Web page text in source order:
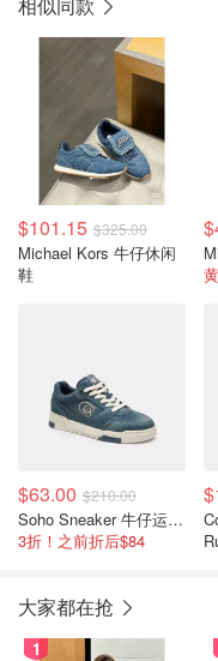
$101.15 $325.00
Michael Kors 牛仔休闲
鞋
$63.00 $210.00
Soho Sneaker 牛仔运动鞋
3折！之前折后$84
大家都在抢
1